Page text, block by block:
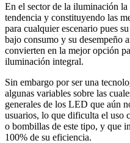
En el sector de la iluminación
tendencia y constituyendo las
para cualquier escenario pues
bajo consumo y su desempeño
convierten en la mejor opción
iluminación integral.
Sin embargo por ser una
algunas variables sobre las
generales de los LED que aún
usuarios, lo que dificulta el uso
o bombillas de este tipo, y que
100% de su eficiencia.